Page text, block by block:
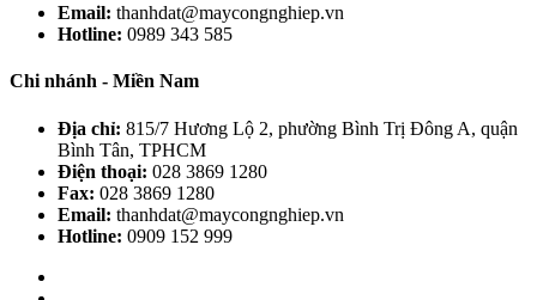
Email: thanhdat@maycongnghiep.vn
Hotline: 0989 343 585
Chi nhánh - Miền Nam
Địa chỉ: 815/7 Hương Lộ 2, phường Bình Trị Đông A, quận
Bình Tân, TPHCM
Điện thoại: 028 3869 1280
Fax: 028 3869 1280
Email: thanhdat@maycongnghiep.vn
Hotline: 0909 152 999